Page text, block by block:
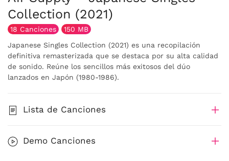
Collection (2021)
18 Canciones
150 MB
Japanese Singles Collection (2021) es una recopilación
definitiva remasterizada que se destaca por su alta calidad
de sonido. Reúne los sencillos más exitosos del dúo
lanzados en Japón (1980-1986).
Lista de Canciones
Demo Canciones